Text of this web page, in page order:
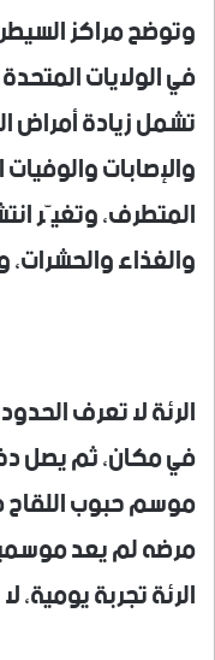
وتوضح مراكز
في الولايات
تشمل زيادة أمراض
والإصابات
المتطرف، وتغيّر
والغذاء
الرئة لا تعرف
في مكان، ثم يصل
موسم حبوب اللقاح
مرضه لم يعد
الرئة تجربة يومية،